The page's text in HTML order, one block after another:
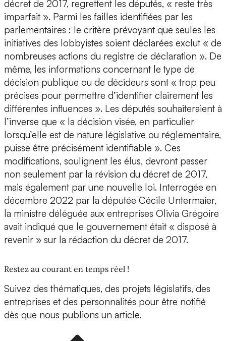
décret de 2017, regrettent les députés, « reste très
imparfait ». Parmi les failles identifiées par les
parlementaires : le critère prévoyant que seules les
initiatives des lobbyistes soient déclarées exclut « de
nombreuses actions du registre de déclaration ». De
même, les informations concernant le type de
décision publique ou de décideurs sont « trop peu
précises pour permettre d’identifier clairement les
différentes influences ». Les députés souhaiteraient à
l’inverse que « la décision visée, en particulier
lorsqu’elle est de nature législative ou réglementaire,
puisse être précisément identifiable ». Ces
modifications, soulignent les élus, devront passer
non seulement par la révision du décret de 2017,
mais également par une nouvelle loi. Interrogée en
décembre 2022 par la députée Cécile Untermaier,
la ministre déléguée aux entreprises Olivia Grégoire
avait indiqué que le gouvernement était « disposé à
revenir » sur la rédaction du décret de 2017.
Restez au courant en temps réel !
Suivez des thématiques, des projets législatifs, des
entreprises et des personnalités pour être notifié
dès que nous publions un article.